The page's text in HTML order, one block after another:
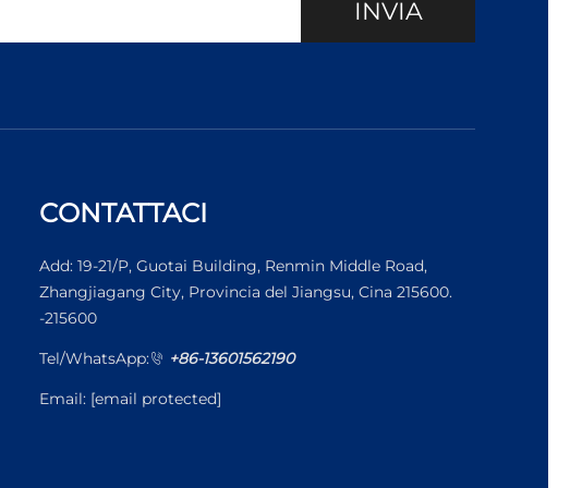
INVIA
CONTATTACI
Add: 19-21/P, Guotai Building, Renmin Middle Road,
Zhangjiagang City, Provincia del Jiangsu, Cina 215600.
-215600
Tel/WhatsApp: +86-13601562190
Email: [email protected]